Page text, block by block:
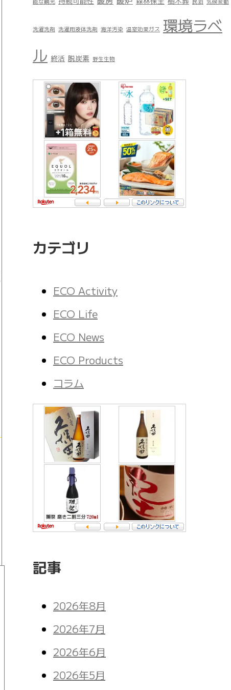
洗濯洗剤 洗濯用液体洗剤 海洋汚染 温室効果ガス 環境ラベ
ル 終活 脱炭素 野生生物
カテゴリ
ECO Activity
ECO Life
ECO News
ECO Products
コラム
記事
2026年8月
2026年7月
2026年6月
2026年5月